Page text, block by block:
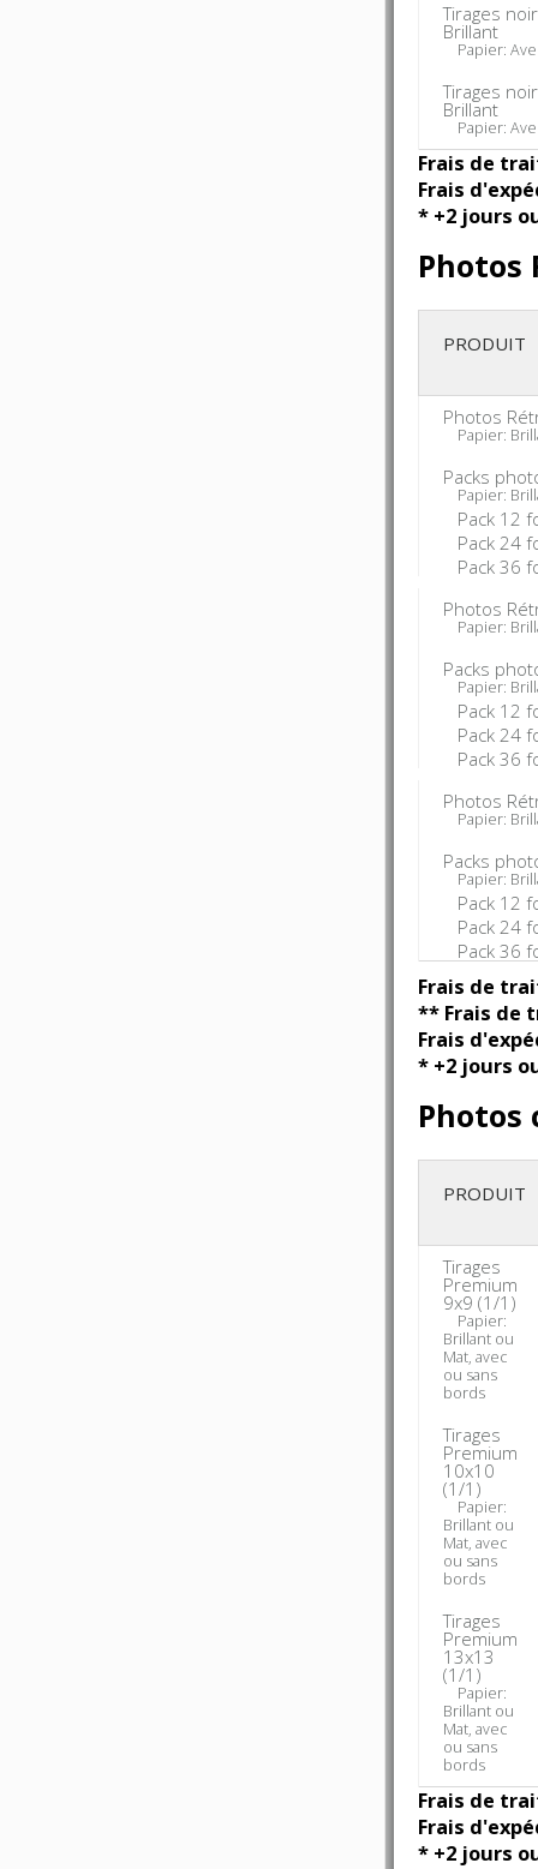
Tirages
Brillant
Papier:
Tirages
Brillant
Papier:
Frais de
Frais
* +2 jours
Photos
PRODUIT
Photos
Papier:
Packs
Papier:
Pack 12
Pack 24
Pack 36
Photos
Papier:
Packs
Papier:
Pack 12
Pack 24
Pack 36
Photos
Papier:
Packs
Papier:
Pack 12
Pack 24
Pack 36
Frais de
** Frais de
Frais
* +2 jours
Photos
PRODUIT
Tirages
Premium
9x9 (1/1)
Papier:
Brillant ou
Mat, avec
ou sans
bords
Tirages
Premium
10x10
(1/1)
Papier:
Brillant ou
Mat, avec
ou sans
bords
Tirages
Premium
13x13
(1/1)
Papier:
Brillant ou
Mat, avec
ou sans
bords
Frais de
Frais
* +2 jours